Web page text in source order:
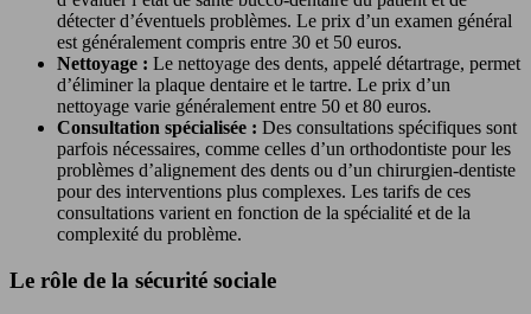
détecter d’éventuels problèmes. Le prix d’un examen général
est généralement compris entre 30 et 50 euros.
Nettoyage : Le nettoyage des dents, appelé détartrage, permet
d’éliminer la plaque dentaire et le tartre. Le prix d’un
nettoyage varie généralement entre 50 et 80 euros.
Consultation spécialisée : Des consultations spécifiques sont
parfois nécessaires, comme celles d’un orthodontiste pour les
problèmes d’alignement des dents ou d’un chirurgien-dentiste
pour des interventions plus complexes. Les tarifs de ces
consultations varient en fonction de la spécialité et de la
complexité du problème.
Le rôle de la sécurité sociale